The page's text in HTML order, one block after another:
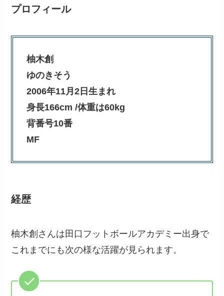
プロフィール
柚木創
ゆのきそう
2006年11月2日生まれ
身長166cm /体重は60kg
背番号10番
MF
経歴
柚木創さんは田口フットボールアカデミー出身で
これまでにも次の様な活躍が見られます。